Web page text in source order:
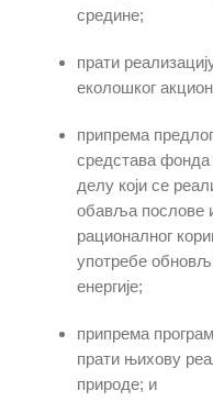
средине;
прати
еколошког
припрема
средстава фонда
делу који се
обавља послове
рационалног
употребе
енергије;
припрема
прати њихову
природе; и